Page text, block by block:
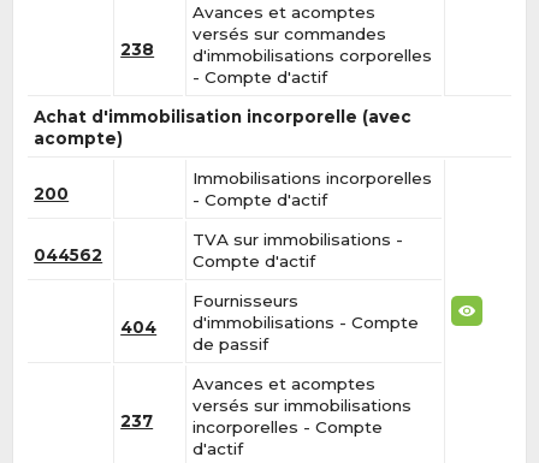
238
Avances et acomptes
versés sur commandes
d'immobilisations corporelles
- Compte d'actif
Achat d'immobilisation incorporelle (avec
acompte)
200
Immobilisations incorporelles
- Compte d'actif
044562
TVA sur immobilisations -
Compte d'actif
404
Fournisseurs
d'immobilisations - Compte
de passif
237
Avances et acomptes
versés sur immobilisations
incorporelles - Compte
d'actif